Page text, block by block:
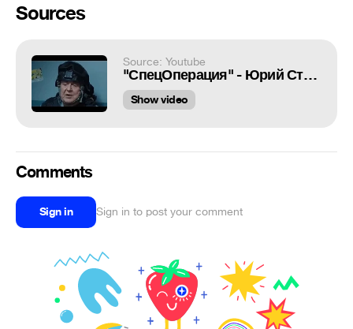
Sources
Source: Youtube
"СпецОперация" - Юрий Стоянов. Звезда Телепередачи Городок. Невозможно Сдержать Смех
Show video
Comments
Sign in Sign in to post your comment